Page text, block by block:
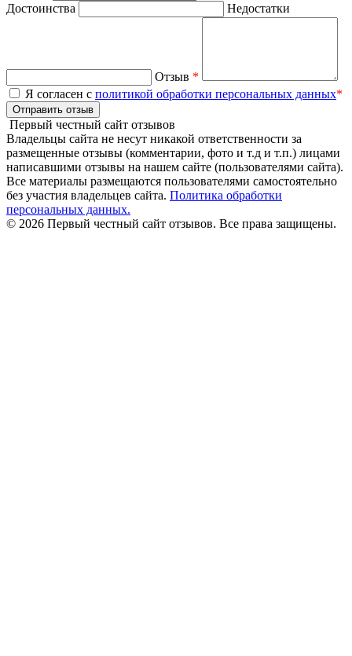
Достоинства
Недостатки
Отзыв *
Я согласен с политикой обработки персональных данных*
Отправить отзыв
Первый честный сайт отзывов
Владельцы сайта не несут никакой ответственности за
размещенные отзывы (комментарии, фото и т.д и т.п.) лицами
написавшими отзывы на нашем сайте (пользователями сайта).
Все материалы размещаются пользователями самостоятельно
без участия владельцев сайта. Политика обработки
персональных данных.
© 2026 Первый честный сайт отзывов. Все права защищены.